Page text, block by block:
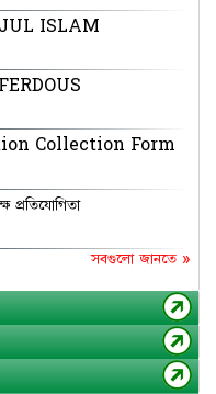
ISLAM
Collection Form
প্রতিযোগিতা
সবগুলো জানতে »